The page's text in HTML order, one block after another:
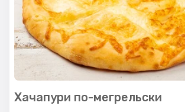
Хачапури по-мегрельски